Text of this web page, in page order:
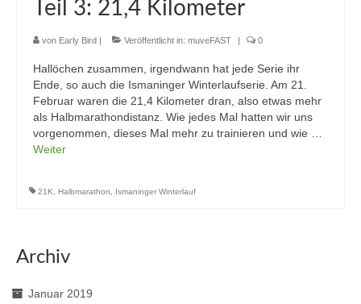
Teil 3: 21,4 Kilometer
von Early Bird | Veröffentlicht in: muveFAST | 0
Hallöchen zusammen, irgendwann hat jede Serie ihr
Ende, so auch die Ismaninger Winterlaufserie. Am 21.
Februar waren die 21,4 Kilometer dran, also etwas mehr
als Halbmarathondistanz. Wie jedes Mal hatten wir uns
vorgenommen, dieses Mal mehr zu trainieren und wie …
Weiter
21K Halbmarathon Ismaninger Winterlauf
Archiv
Januar 2019